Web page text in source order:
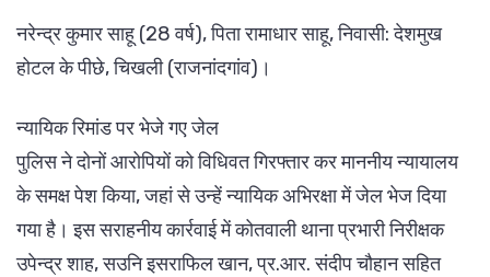
नरेन्द्र कुमार साहू (28 वर्ष), पिता रामाधार साहू, निवासी: देशमुख
होटल के पीछे, चिखली (राजनांदगांव)।
न्यायिक रिमांड पर भेजे गए जेल
पुलिस ने दोनों आरोपियों को विधिवत गिरफ्तार कर माननीय न्यायालय
के समक्ष पेश किया, जहां से उन्हें न्यायिक अभिरक्षा में जेल भेज दिया
गया है। इस सराहनीय कार्रवाई में कोतवाली थाना प्रभारी निरीक्षक
उपेन्द्र शाह, सउनि इसराफिल खान, प्र.आर. संदीप चौहान सहित